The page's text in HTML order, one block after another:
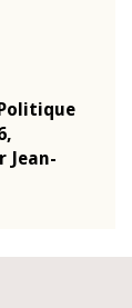
Jean-